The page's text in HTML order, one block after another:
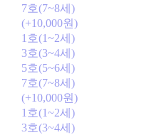
7호(7~8세)
(+10,000원)
1호(1~2세)
3호(3~4세)
5호(5~6세)
7호(7~8세)
(+10,000원)
1호(1~2세)
3호(3~4세)